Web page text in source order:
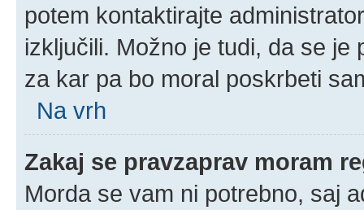
potem kontaktirajte
izključili. Možno je tudi, da se
za kar pa bo moral poskrbeti
Na vrh
Zakaj se pravzaprav moram
Morda se vam ni potrebno, saj